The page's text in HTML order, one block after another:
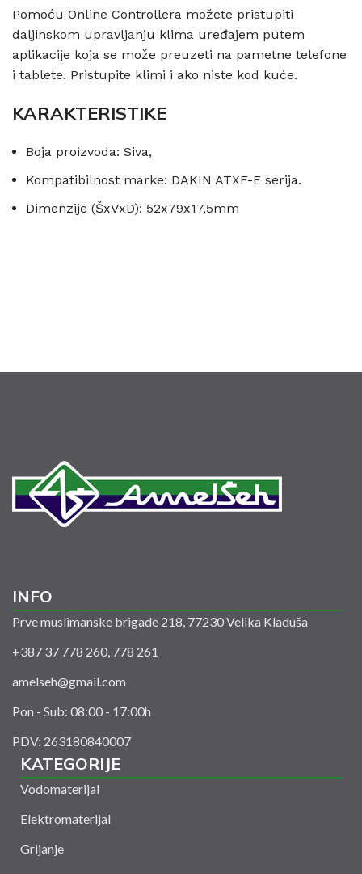
Pomoću Online Controllera možete pristupiti
daljinskom upravljanju klima uređajem putem
aplikacije koja se može preuzeti na pametne telefone
i tablete. Pristupite klimi i ako niste kod kuće.
KARAKTERISTIKE
Boja proizvoda: Siva,
Kompatibilnost marke: DAKIN ATXF-E serija.
Dimenzije (ŠxVxD): 52x79x17,5mm
INFO
Prve muslimanske brigade 218, 77230 Velika Kladuša
+387 37 778 260, 778 261
amelseh@gmail.com
Pon - Sub: 08:00 - 17:00h
PDV: 263180840007
KATEGORIJE
Vodomaterijal
Elektromaterijal
Grijanje